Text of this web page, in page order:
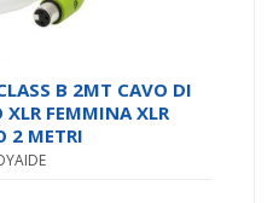
B 2MT CAVO DI
FEMMINA XLR
2 METRI